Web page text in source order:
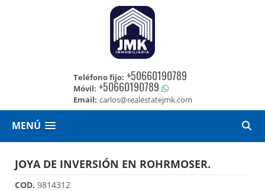
Teléfono fijo: +50660190789
Móvil: +50660190789
Email: carlos@realestatejmk.com
MENÚ
JOYA DE INVERSIÓN EN ROHRMOSER.
COD. 9814312